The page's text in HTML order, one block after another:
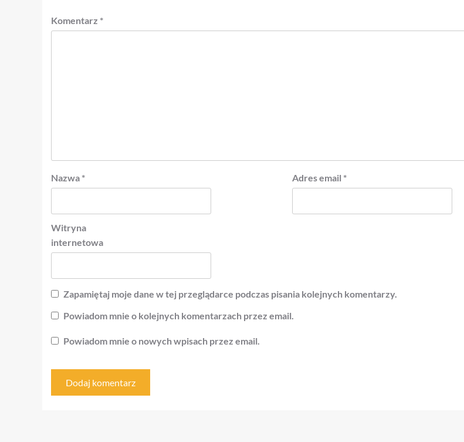
Komentarz *
Nazwa * Adres email *
Witryna
internetowa
Zapamiętaj moje dane w tej przeglądarce podczas pisania kolejnych komentarzy.
Powiadom mnie o kolejnych komentarzach przez email.
Powiadom mnie o nowych wpisach przez email.